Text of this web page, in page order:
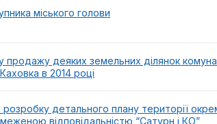
міського голови
деяких земельних ділянок
в 2014 році
детального плану території
відповідальністю “Сатурн і КО”